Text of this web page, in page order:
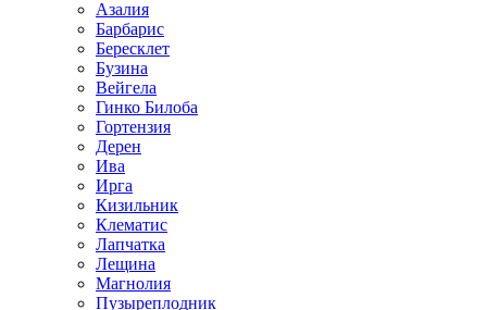
Азалия
Барбарис
Бересклет
Бузина
Вейгела
Гинко Билоба
Гортензия
Дерен
Ива
Ирга
Кизильник
Клематис
Лапчатка
Лещина
Магнолия
Пузыреплодник